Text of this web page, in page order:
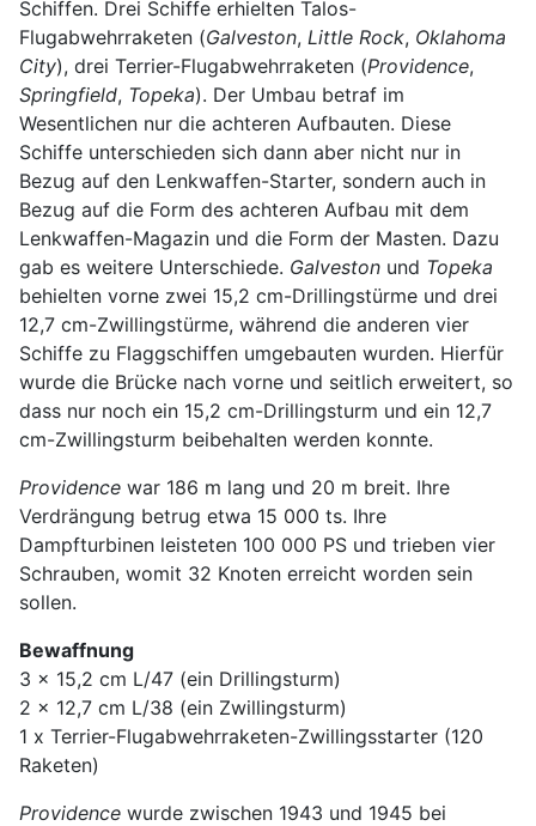
Schiffen. Drei Schiffe erhielten Talos-
Flugabwehrraketen (Galveston, Little Rock, Oklahoma
City), drei Terrier-Flugabwehrraketen (Providence,
Springfield, Topeka). Der Umbau betraf im
Wesentlichen nur die achteren Aufbauten. Diese
Schiffe unterschieden sich dann aber nicht nur in
Bezug auf den Lenkwaffen-Starter, sondern auch in
Bezug auf die Form des achteren Aufbau mit dem
Lenkwaffen-Magazin und die Form der Masten. Dazu
gab es weitere Unterschiede. Galveston und Topeka
behielten vorne zwei 15,2 cm-Drillingstürme und drei
12,7 cm-Zwillingstürme, während die anderen vier
Schiffe zu Flaggschiffen umgebauten wurden. Hierfür
wurde die Brücke nach vorne und seitlich erweitert, so
dass nur noch ein 15,2 cm-Drillingsturm und ein 12,7
cm-Zwillingsturm beibehalten werden konnte.
Providence war 186 m lang und 20 m breit. Ihre
Verdrängung betrug etwa 15 000 ts. Ihre
Dampfturbinen leisteten 100 000 PS und trieben vier
Schrauben, womit 32 Knoten erreicht worden sein
sollen.
Bewaffnung
3 x 15,2 cm L/47 (ein Drillingsturm)
2 x 12,7 cm L/38 (ein Zwillingsturm)
1 x Terrier-Flugabwehrraketen-Zwillingsstarter (120
Raketen)
Providence wurde zwischen 1943 und 1945 bei